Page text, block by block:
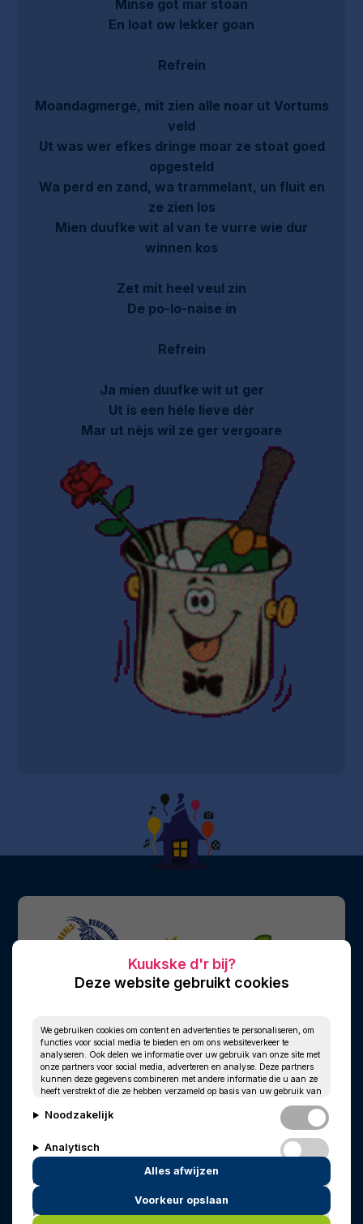
Minse got mar stoan
En loat ow lekker goan
Refrein
Moandagmerge, mit zien alle noar ut Vortums
veld
Ut was wer efkes dringe moar ze stoat goed
opgesteld
Wa perd en zand, wa trammelant, un fluit en
ze zien los
Mien duufke wit al van te vurre wie dur
winnen kos
Zet mit heel veul zin
De po-lo-naise in
Refrein
Ja mien duufke wit ut ger
Ut is een héle lieve dèr
Mar ut nèjs wil ze ger vergoare
© 2010 - 2026PrivacyCookies
Deze website gebruikt cookies
We gebruiken cookies om content en advertenties te personaliseren, om
functies voor social media te bieden en om ons websiteverkeer te
analyseren. Ook delen we informatie over uw gebruik van onze site met
onze partners voor social media, adverteren en analyse. Deze partners
kunnen deze gegevens combineren met andere informatie die u aan ze
heeft verstrekt of die ze hebben verzameld op basis van uw gebruik van
Noodzakelijk
Analytisch
Marketing
Alles afwijzen
Voorkeur opslaan